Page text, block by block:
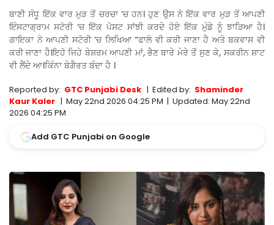
ਬਾਣੀ ਸੰਧੂ ਇੱਕ ਵਾਰ ਮੁੜ ਤੋਂ ਚਰਚਾ ‘ਚ ਹਨ। ਹੁਣ ਉਸ ਨੇ ਇੱਕ ਵਾਰ ਮੁੜ ਤੋਂ ਆਪਣੀ
ਇੰਸਟਾਗ੍ਰਾਮ ਸਟੋਰੀ ‘ਚ ਇੱਕ ਪੋਸਟ ਸਾਂਝੀ ਕਰਦੇ ਹੋਏ ਇੱਕ ਮੁੰਡੇ ਨੂੰ ਝਾੜਿਆ ਹੈ।
ਗਾਇਕਾ ਨੇ ਆਪਣੀ ਸਟੋਰੀ ‘ਚ ਲਿਖਿਆ “ਫਾਲੋ ਵੀ ਕਰੀ ਜਾਣਾ ਹੈ ਅਤੇ ਬਕਵਾਸ ਵੀ
ਕਰੀ ਜਾਣਾ ਹੈ।ਇਹੋ ਜਿਹੇ ਬੇਸ਼ਰਮ ਆਪਣੀ ਮਾਂ, ਭੈਣ ਬਾਰੇ ਮੇਰੇ ਤੋਂ ਸੁਣ ਕੇ, ਸਕਰੀਨ ਸ਼ਾਟ
ਵੀ ਲੈਂਦੇ ਆ।ਕਿੰਨਾ ਬੇਗੈਰਤ ਬੰਦਾ ਹੈ ।
Reported by: GTC Punjabi Desk | Edited by: Shaminder
Kaur Kaler | May 22nd 2026 04:25 PM | Updated: May 22nd
2026 04:25 PM
Add GTC Punjabi on Google